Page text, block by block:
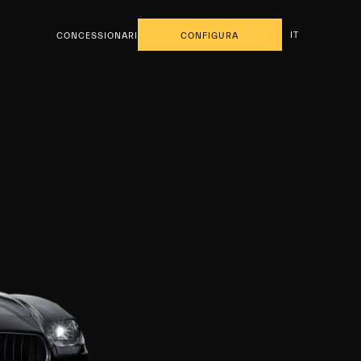
CONCESSIONARI CONFIGURA IT